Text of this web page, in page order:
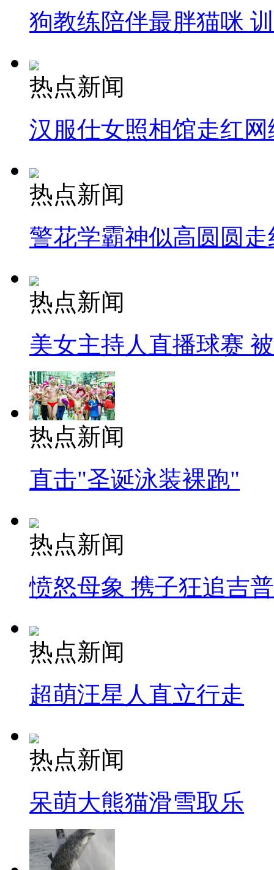
狗教练陪伴最胖猫咪
热点新闻
汉服仕女照相馆走红网
热点新闻
警花学霸神似高圆圆走
热点新闻
美女主持人直播球赛
热点新闻
直击"圣诞泳装裸跑"
热点新闻
愤怒母象 携子狂追吉
热点新闻
超萌汪星人直立行走
热点新闻
呆萌大熊猫滑雪取乐